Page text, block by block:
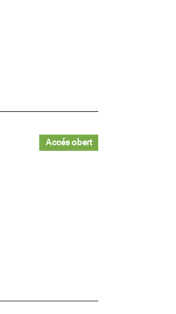
Accés obert